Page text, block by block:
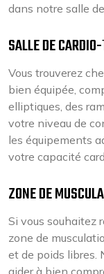
dans notre salle
SALLE DE
Vous trouverez
bien équipée,
elliptiques, des
votre niveau de
les équipements
votre capacité
ZONE DE
Si vous souhaitez
zone de
et de poids libres.
aider à bien